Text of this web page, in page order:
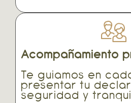
Acompañamiento
Te guiamos en
presentar tu
seguridad y